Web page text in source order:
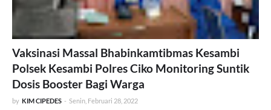
Vaksinasi Massal Bhabinkamtibmas Kesambi
Polsek Kesambi Polres Ciko Monitoring Suntik
Dosis Booster Bagi Warga
by KIM CIPEDES - Senin, Februari 28, 2022